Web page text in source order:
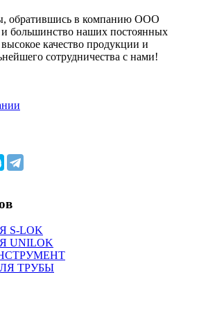
обратившись в компанию ООО
большинство наших постоянных
качество продукции и
сотрудничества с нами!
S-LOK
UNILOK
ТРУБЫ